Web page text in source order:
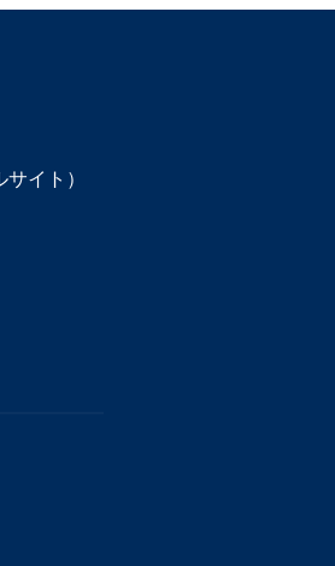
イト）